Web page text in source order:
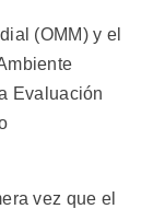
(OMM) y el
Evaluación
vez que el